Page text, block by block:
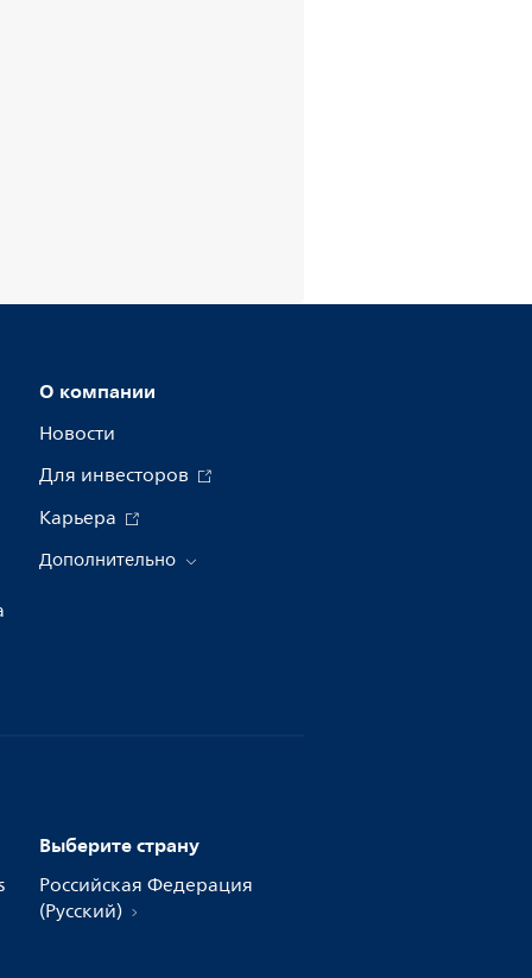
О компании
Новости
Для инвесторов
Карьера
Дополнительно
Выберите страну
Российская Федерация
(Русский)